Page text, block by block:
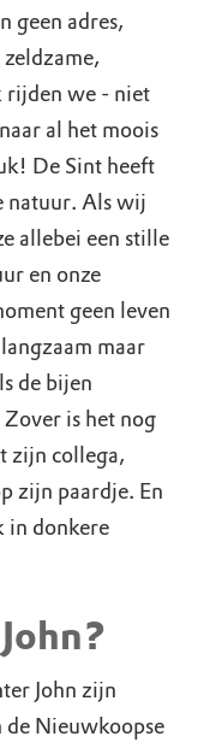
geen adres,
rijden we - niet
al het moois
De Sint heeft
natuur. Als wij
allebei een stille
en onze
geen leven
maar
de bijen
is het nog
zijn collega,
zijn paardje. En
in donkere
John zijn
de Nieuwkoopse